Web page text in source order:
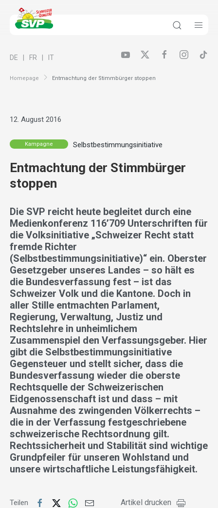
Homepage Entmachtung der Stimmbürger stoppen
DE FR IT
12. August 2016
Kampagne Selbstbestimmungsinitiative
Entmachtung der Stimmbürger
stoppen
Die SVP reicht heute begleitet durch eine
Medienkonferenz 116’709 Unterschriften für
die Volksinitiative „Schweizer Recht statt
fremde Richter
(Selbstbestimmungsinitiative)“ ein. Oberster
Gesetzgeber unseres Landes – so hält es
die Bundesverfassung fest – ist das
Schweizer Volk und die Kantone. Doch in
aller Stille entmachten Parlament,
Regierung, Verwaltung, Justiz und
Rechtslehre in unheimlichem
Zusammenspiel den Verfassungsgeber. Hier
gibt die Selbstbestimmungsinitiative
Gegensteuer und stellt sicher, dass die
Bundesverfassung wieder die oberste
Rechtsquelle der Schweizerischen
Eidgenossenschaft ist und dass – mit
Ausnahme des zwingenden Völkerrechts –
die in der Verfassung festgeschriebene
schweizerische Rechtsordnung gilt.
Rechtssicherheit und Stabilität sind wichtige
Grundpfeiler für unseren Wohlstand und
unsere wirtschaftliche Leistungsfähigkeit.
Teilen Artikel drucken